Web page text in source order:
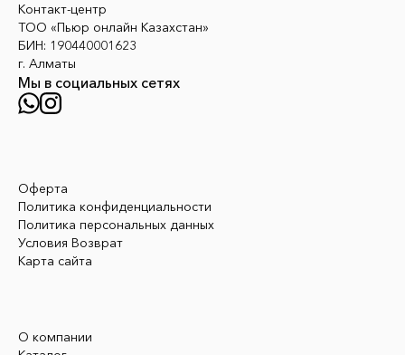
Оферта
Политика конфиденциальности
Политика персональных данных
Условия Возврат
Карта сайта
О компании
Мы в социальных сетях
Контакт-центр
ТОО «Пьюр онлайн Казахстан»
БИН: 190440001623
г. Алматы